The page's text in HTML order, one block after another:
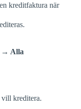
kreditfaktura när
→ Alla
vill kreditera.